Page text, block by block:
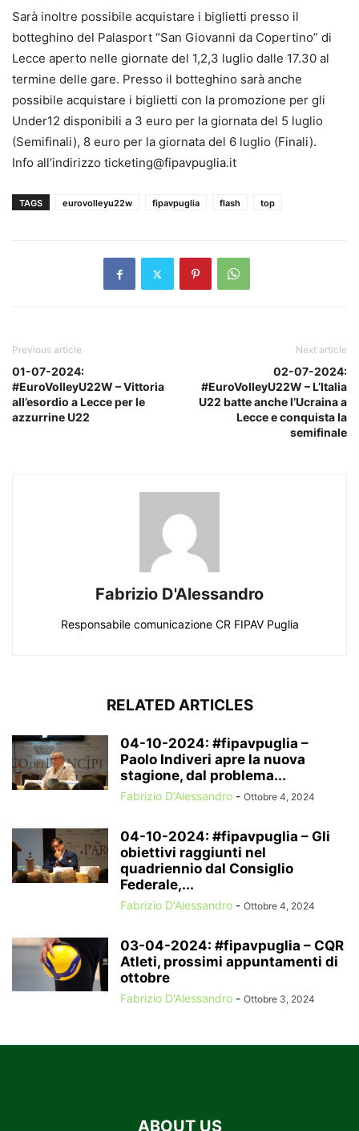
Sarà inoltre possibile acquistare i biglietti presso il
botteghino del Palasport “San Giovanni da Copertino” di
Lecce aperto nelle giornate del 1,2,3 luglio dalle 17.30 al
termine delle gare. Presso il botteghino sarà anche
possibile acquistare i biglietti con la promozione per gli
Under12 disponibili a 3 euro per la giornata del 5 luglio
(Semifinali), 8 euro per la giornata del 6 luglio (Finali).
Info all’indirizzo ticketing@fipavpuglia.it
TAGS eurovolleyu22w fipavpuglia flash top
Previous article
01-07-2024:
#EuroVolleyU22W – Vittoria
all’esordio a Lecce per le
azzurrine U22
Next article
02-07-2024:
#EuroVolleyU22W – L’Italia
U22 batte anche l’Ucraina a
Lecce e conquista la
semifinale
Fabrizio D'Alessandro
Responsabile comunicazione CR FIPAV Puglia
RELATED ARTICLES
04-10-2024: #fipavpuglia –
Paolo Indiveri apre la nuova
stagione, dal problema...
Fabrizio D'Alessandro - Ottobre 4, 2024
04-10-2024: #fipavpuglia – Gli
obiettivi raggiunti nel
quadriennio dal Consiglio
Federale,...
Fabrizio D'Alessandro - Ottobre 4, 2024
03-04-2024: #fipavpuglia – CQR
Atleti, prossimi appuntamenti di
ottobre
Fabrizio D'Alessandro - Ottobre 3, 2024
ABOUT US